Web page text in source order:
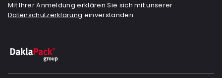
Mit Ihrer Anmeldung erklären Sie sich mit unserer
Datenschutzerklärung einverstanden.